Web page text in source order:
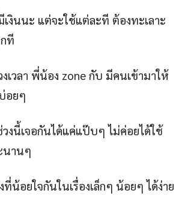
เงินนะ แต่จะใช้แต่ละที ต้องทะเลาะ
ที
เวลา พี่น้อง zone กับ มีคนเข้ามาให้
อยๆ
งนี้เจอกันได้แค่แป๊บๆ ไม่ค่อยได้ใช้
นานๆ
น้อยใจกันในเรื่องเล็กๆ น้อยๆ ได้ง่าย